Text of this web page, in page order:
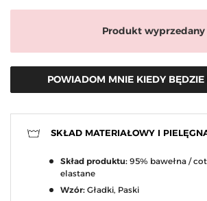
Produkt wyprzedany
POWIADOM MNIE KIEDY BĘDZIE
SKŁAD MATERIAŁOWY I
Skład produktu: 95% bawełna /
elastane
Wzór: Gładki, Paski